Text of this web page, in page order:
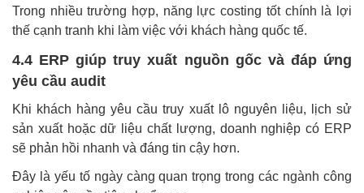
Trong nhiều trường hợp, năng lực costing tốt chính là lợi
thế cạnh tranh khi làm việc với khách hàng quốc tế.
4.4 ERP giúp truy xuất nguồn gốc và đáp ứng
yêu cầu audit
Khi khách hàng yêu cầu truy xuất lô nguyên liệu, lịch sử
sản xuất hoặc dữ liệu chất lượng, doanh nghiệp có ERP
sẽ phản hồi nhanh và đáng tin cậy hơn.
Đây là yếu tố ngày càng quan trọng trong các ngành công